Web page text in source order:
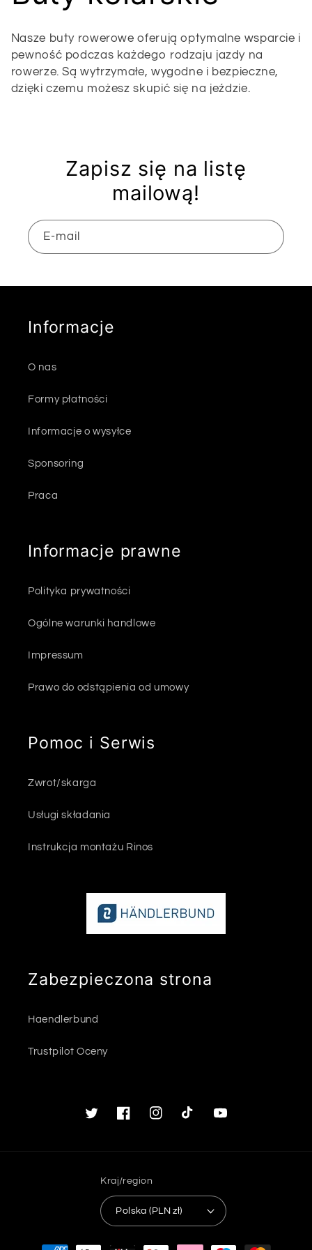
o
l
e
a
:
Nasze buty rowerowe oferują optymalne wsparcie i
pewność podczas każdego rodzaju jazdy na
rowerze. Są wytrzymałe, wygodne i bezpieczne,
dzięki czemu możesz skupić się na jeździe.
Zapisz się na listę
mailową!
E-mail
Informacje
O nas
Formy płatności
Informacje o wysyłce
Sponsoring
Praca
Informacje prawne
Polityka prywatności
Ogólne warunki handlowe
Impressum
Prawo do odstąpienia od umowy
Pomoc i Serwis
Zwrot/skarga
Usługi składania
Instrukcja montażu Rinos
Zabezpieczona strona
Haendlerbund
Trustpilot Oceny
TwitterFacebookInstagramTikTok Youtube
Kraj/region
Polska (PLN zł)
Metody